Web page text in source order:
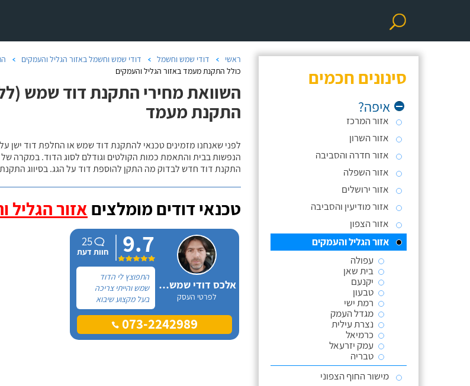
סינונים חכמים
איפה?
אזור המרכז
אזור השרון
אזור חדרה והסביבה
אזור השפלה
אזור ירושלים
אזור מודיעין והסביבה
אזור הצפון
אזור הגליל והעמקים
עפולה
בית שאן
יקנעם
טבעון
רמת ישי
מגדל העמק
נצרת עילית
כרמיאל
עמק יזרעאל
טבריה
מישור החוף הצפוני
ראשי דודי שמש וחשמל דודי שמש וחשמל באזור הגליל והעמקים
כולל התקנת מעמד באזור הגליל והעמקים
השוואת מחירי התקנת דוד שמש
התקנת מעמד
לפני שאנחנו מזמינים טכנאי להתקנת דוד שמש או החלפת דוד
הנפשות בבית והתאמת כמות הקולטים וגודלם לסוג הדוד. במקרה
התקנת דוד חדש לבדוק מה התקן להוספת דוד על הגג. בסיווג
טכנאי דודים מומלצים אזור הגליל
אלכס דודי שמש וחשמל
לפרטי העסק
9.7
25
חוות דעת
התפוצץ לי הדוד
שמש והייתי צריכה
בעל מקצוע שיבוא
לתקן, כתבתי בגוגל
טכנאי דודים ואז
הגעתי לקבוצה של073-2242989